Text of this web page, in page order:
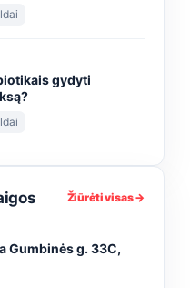
gydyti
Žiūrėti visas →
Gumbinės g. 33C,